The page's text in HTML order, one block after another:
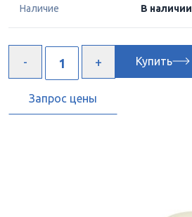
Наличие В наличии
Купить
Запрос цены